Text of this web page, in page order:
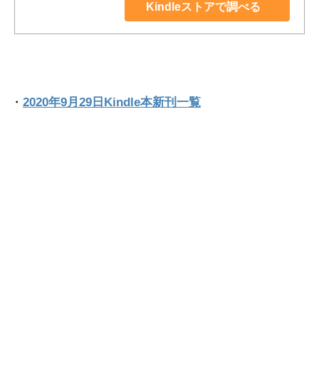
Kindleストアで調べる
・ 2020年9月29日Kindle本新刊一覧